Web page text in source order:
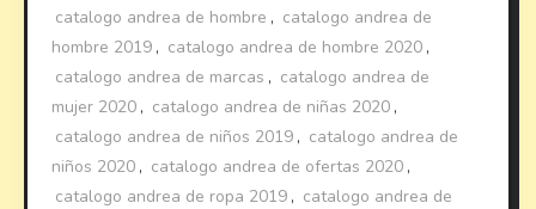
catalogo andrea de hombre , catalogo andrea de
hombre 2019 , catalogo andrea de hombre 2020 ,
catalogo andrea de marcas , catalogo andrea de
mujer 2020 , catalogo andrea de niñas 2020 ,
catalogo andrea de niños 2019 , catalogo andrea de
niños 2020 , catalogo andrea de ofertas 2020 ,
catalogo andrea de ropa 2019 , catalogo andrea de